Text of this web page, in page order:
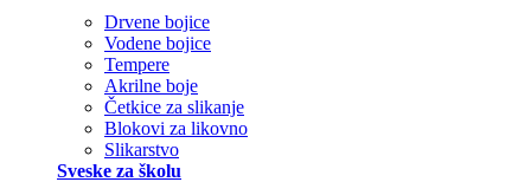
Drvene bojice
Vodene bojice
Tempere
Akrilne boje
Četkice za slikanje
Blokovi za likovno
Slikarstvo
Sveske za školu